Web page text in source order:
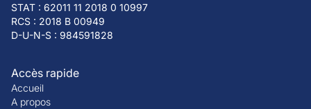
STAT : 62011 11 2018 0 10997
RCS : 2018 B 00949
D-U-N-S : 984591828
Accès rapide
Accueil
A propos